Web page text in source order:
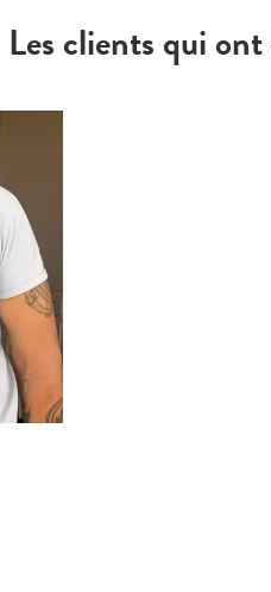
Les clients qui